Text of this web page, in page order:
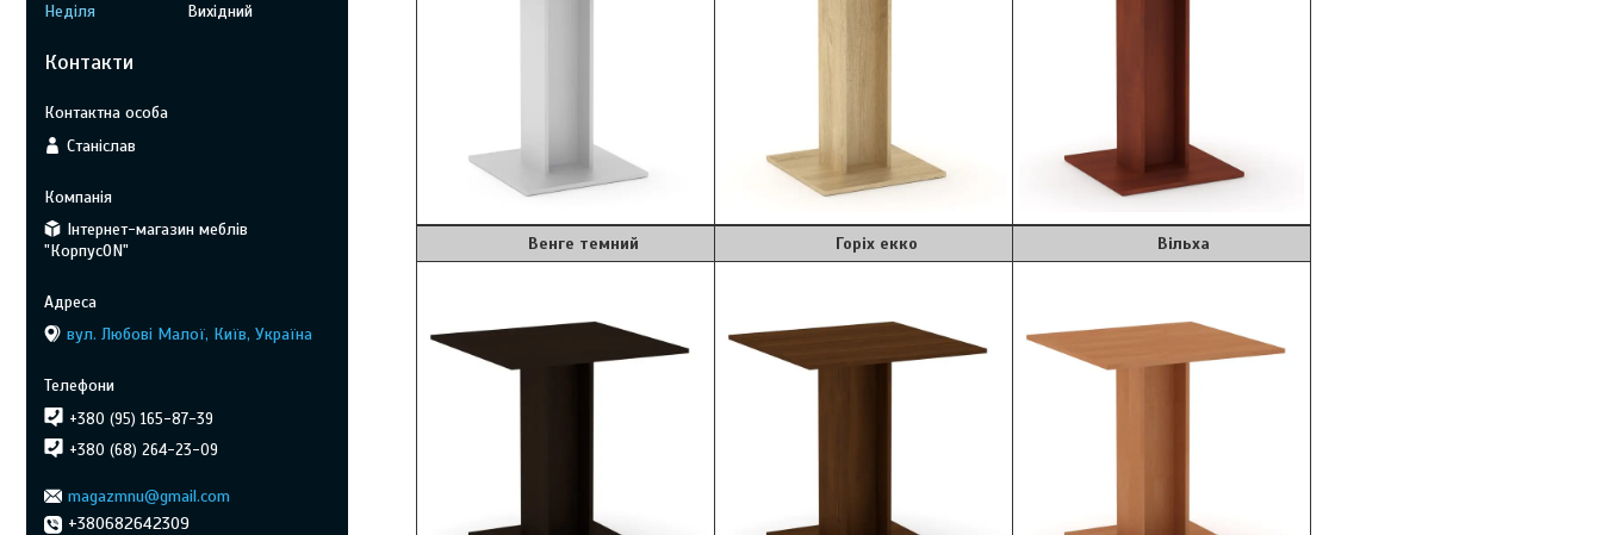
Венге темний Горіх екко Вільха
Неділя
Вихідний
Контакти
Станіслав
Інтернет-магазин меблів
"КорпусON"
вул. Любові Малої, Київ, Україна
+380 (95) 165-87-39
+380 (68) 264-23-09
magazmnu@gmail.com
+380682642309